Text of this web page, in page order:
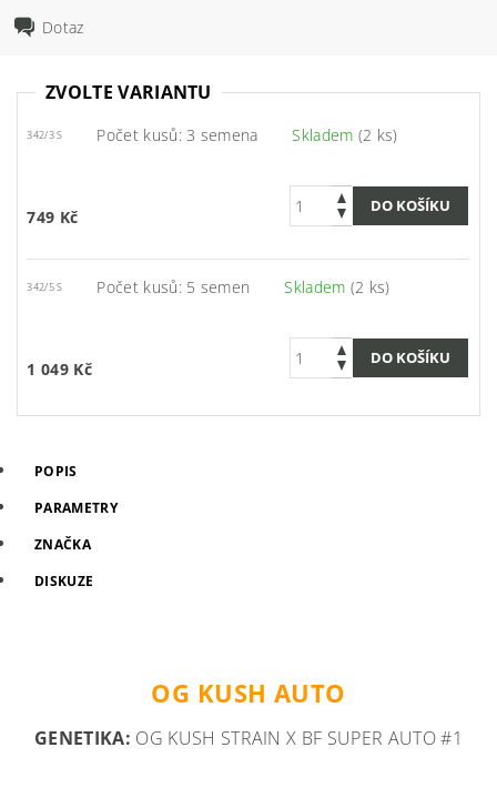
Dotaz
ZVOLTE VARIANTU
342/3 S Počet kusů: 3 semena Skladem (2 ks)
749 Kč
342/5 S Počet kusů: 5 semen Skladem (2 ks)
1 049 Kč
POPIS
PARAMETRY
ZNAČKA
DISKUZE
OG KUSH AUTO
GENETIKA: OG KUSH STRAIN X BF SUPER AUTO #1